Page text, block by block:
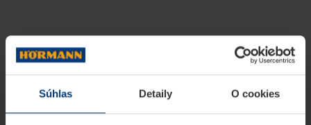
Súhlas Detaily O cookies